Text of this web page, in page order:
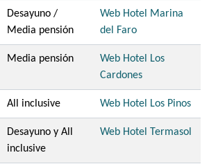
Desayuno /
Media pensión
Web Hotel Marina
del Faro
Media pensión
Web Hotel Los
Cardones
All inclusive Web Hotel Los Pinos
Desayuno y All
inclusive
Web Hotel Termasol